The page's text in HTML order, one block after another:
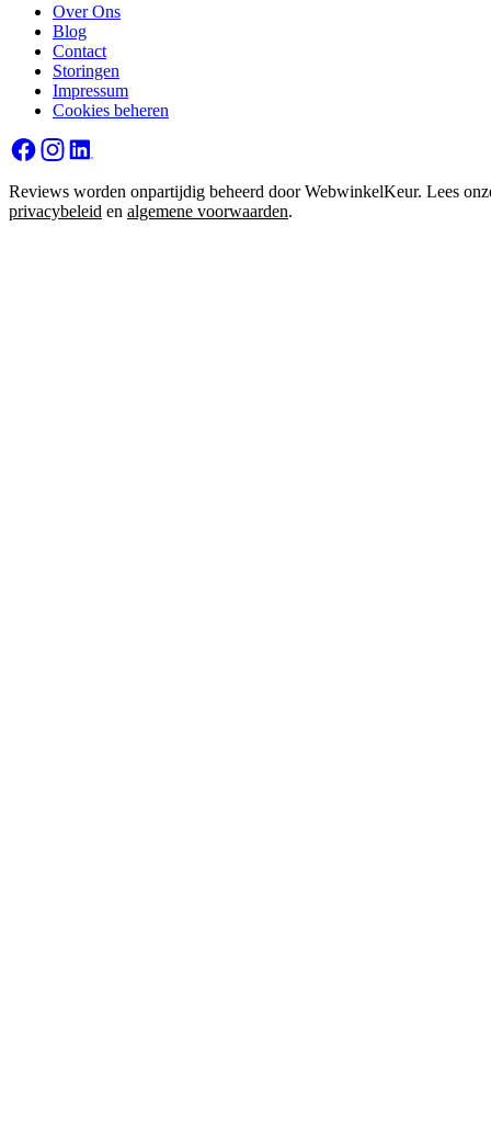
Over Ons
Blog
Contact
Storingen
Impressum
Cookies beheren
Reviews worden onpartijdig beheerd door WebwinkelKeur. Lees
privacybeleid en algemene voorwaarden.